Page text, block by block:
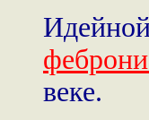
веке.